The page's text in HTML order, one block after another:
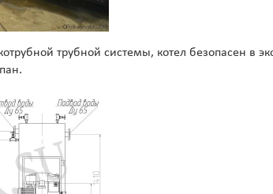
трубной системы, котел безопасен в